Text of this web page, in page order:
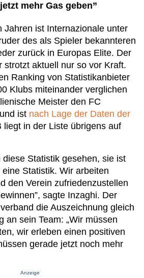
mehr Gas geben”
Jahren ist Internazionale unter
des als Spieler bekannteren
zurück in Europas Elite. Der
strotzt aktuell nur so vor Kraft.
Ranking von Statistikanbieter
Klubs miteinander verglichen
Meister den FC
ist nach Lage der Daten der
liegt in der Liste übrigens auf
diese Statistik gesehen, sie ist
Statistik. Wir arbeiten
den Verein zufriedenzustellen
sagte Inzaghi. Der
die Auszeichnung gleich
an sein Team: „Wir müssen
wir erleben einen positiven
gerade jetzt noch mehr
Anzeige